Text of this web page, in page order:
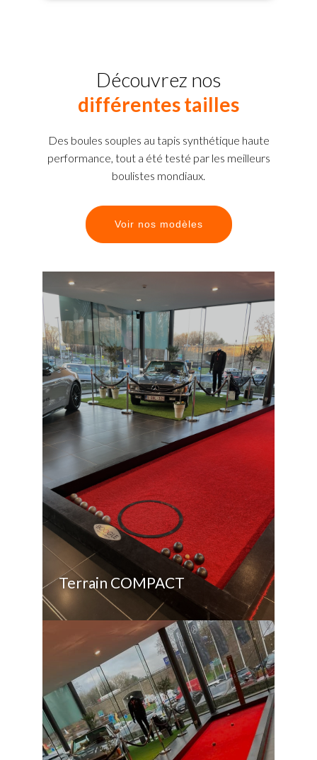
Découvrez nos
différentes tailles
Des boules souples au tapis synthétique haute
performance, tout a été testé par les meilleurs
boulistes mondiaux.
Voir nos modèles
Terrain COMPACT